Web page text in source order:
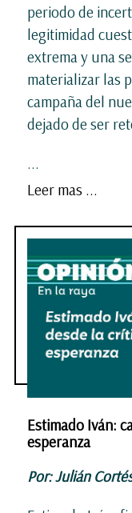
periodo de
legitimidad
extrema y una
materializar las
campaña del
dejado de ser
...
Leer mas ...
Estimado Iván:
esperanza
Por: Julián